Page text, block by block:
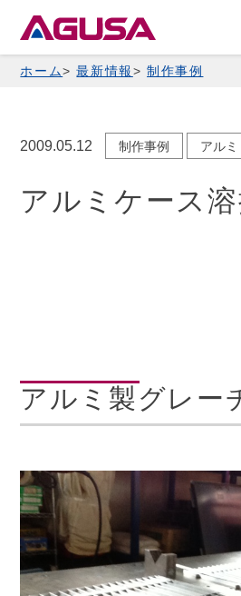
content
ホーム 最新情報 制作事例
2009.05.12 制作事例 アル
アルミケース
アルミ製グレー